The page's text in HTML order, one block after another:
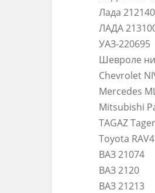
Лада 212140
ЛАДА
УАЗ-220695
Шевроле
Chevrolet
Mercedes
Mitsubishi
TAGAZ Tager
Toyota RAV4
ВАЗ 21074
ВАЗ 2120
ВАЗ 21213